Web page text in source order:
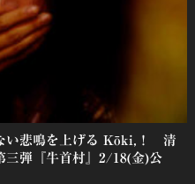
い悲鳴を上げる Kōki,！ 清
三弾『牛首村』2/18(金)公